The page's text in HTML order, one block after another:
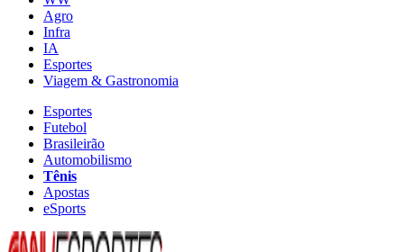
Agro
Infra
IA
Esportes
Viagem & Gastronomia
Esportes
Futebol
Brasileirão
Automobilismo
Tênis
Apostas
eSports